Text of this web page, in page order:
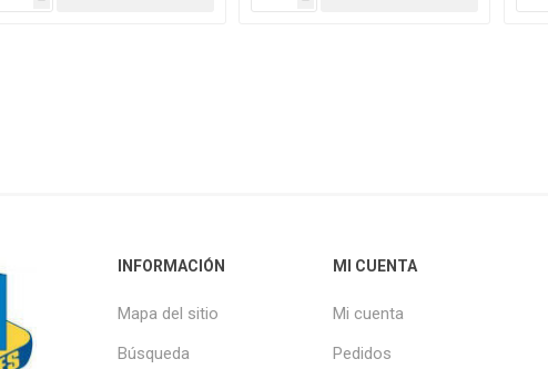
INFORMACIÓN
Mapa del sitio
Búsqueda
MI CUENTA
Mi cuenta
Pedidos